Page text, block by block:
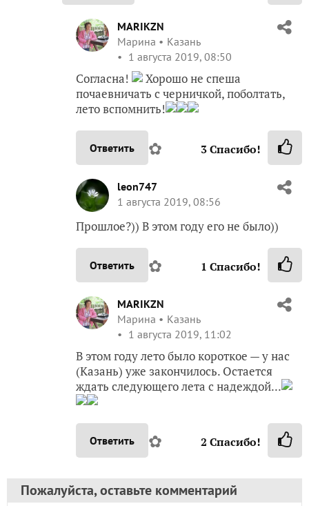
MARIKZN
Марина
Казань
1 августа 2019, 08:50
Согласна!
Хорошо не спеша
почаевничать с черничкой, поболтать,
лето вспомнить!
Ответить ✿ 3Спасибо!
leon747
1 августа 2019, 08:56
Прошлое?)) В этом году его не было))
Ответить ✿ 1 Спасибо!
MARIKZN
Марина
Казань
1 августа 2019, 11:02
В этом году лето было короткое — у нас
(Казань) уже закончилось. Остается
ждать следующего лета с надеждой...
Ответить ✿ 2 Спасибо!
Пожалуйста, оставьте комментарий